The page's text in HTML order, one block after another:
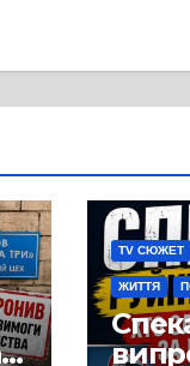
TV СЮЖЕТ
ЖИТТЯ